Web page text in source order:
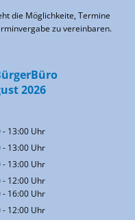
die Möglichkeite, Termine
zu vereinbaren.
2026
- 13:00 Uhr
Von 08:00 bis 13:00 Uhr
- 13:00 Uhr
Von 08:00 bis 13:00 Uhr
- 13:00 Uhr
Von 08:00 bis 13:00 Uhr
- 12:00 Uhr
Von 08:00 bis 12:00 Uhr
- 16:00 Uhr
Von 14:00 bis 16:00 Uhr
- 12:00 Uhr